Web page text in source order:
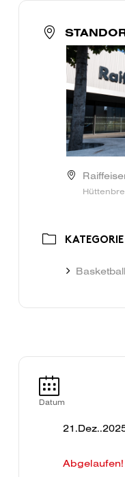
KATEGORIE
Basketball
Datum
Abgelaufen!